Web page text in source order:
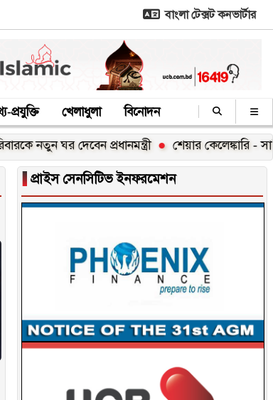
বাংলা টেক্সট কনভার্টার
প্রযুক্তি খেলাধুলা বিনোদন
শেয়ার কেলেঙ্কারি - সাকিবসহ ১৫ জনের
▐প্রাইস সেনসিটিভ ইনফরমেশন